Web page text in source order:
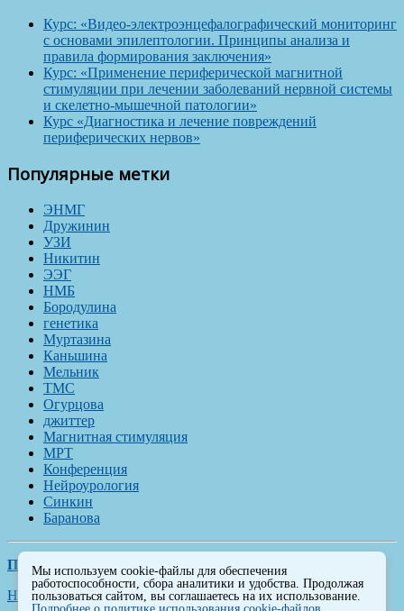
Курс: «Видео-электроэнцефалографический мониторинг
с основами эпилептологии. Принципы анализа и
правила формирования заключения»
Курс: «Применение периферической магнитной
стимуляции при лечении заболеваний нервной системы
и скелетно-мышечной патологии»
Курс «Диагностика и лечение повреждений
периферических нервов»
Популярные метки
ЭНМГ
Дружинин
УЗИ
Никитин
ЭЭГ
НМБ
Бородулина
генетика
Муртазина
Каньшина
Мельник
ТМС
Огурцова
джиттер
Магнитная стимуляция
МРТ
Конференция
Нейроурология
Синкин
Баранова
Политика обработки персональных данных
Наверх
Мы используем cookie-файлы для обеспечения
работоспособности, сбора аналитики и удобства. Продолжая
пользоваться сайтом, вы соглашаетесь на их использование.